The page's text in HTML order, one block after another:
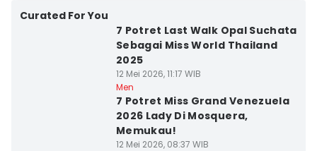
Curated For You
7 Potret Last Walk Opal Suchata
Sebagai Miss World Thailand
2025
12 Mei 2026, 11:17 WIB
Men
7 Potret Miss Grand Venezuela
2026 Lady Di Mosquera,
Memukau!
12 Mei 2026, 08:37 WIB